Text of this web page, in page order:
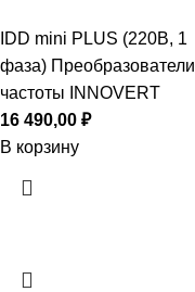
IDD mini PLUS (220В, 1
фаза) Преобразователи
частоты INNOVERT
16 490,00 ₽
В корзину